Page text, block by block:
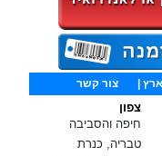
בארץ |צור קשר
צפון
חיפה והסביבה
טבריה, כנרת